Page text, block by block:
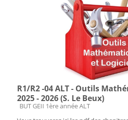
R1/R2 -04 ALT - Outils
2025 - 2026 (S. Le Beux)
Catégorie de cours
BUT GEII 1ère année ALT